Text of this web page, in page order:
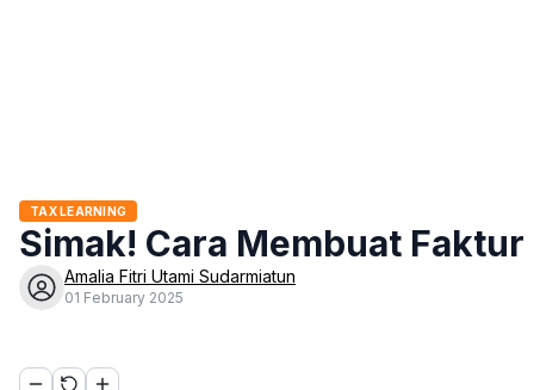
TAX LEARNING
Simak! Cara Membuat
Amalia Fitri Utami Sudarmiatun
01 February 2025